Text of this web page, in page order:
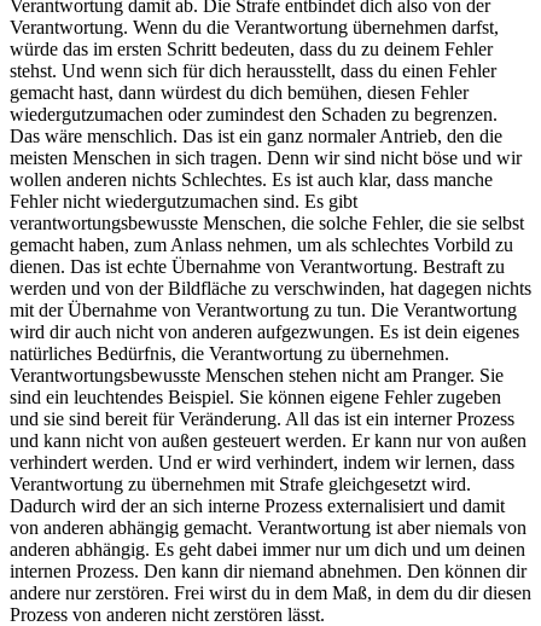
Verantwortung damit ab. Die Strafe entbindet dich also von der
Verantwortung. Wenn du die Verantwortung übernehmen darfst,
würde das im ersten Schritt bedeuten, dass du zu deinem Fehler
stehst. Und wenn sich für dich herausstellt, dass du einen Fehler
gemacht hast, dann würdest du dich bemühen, diesen Fehler
wiedergutzumachen oder zumindest den Schaden zu begrenzen.
Das wäre menschlich. Das ist ein ganz normaler Antrieb, den die
meisten Menschen in sich tragen. Denn wir sind nicht böse und wir
wollen anderen nichts Schlechtes. Es ist auch klar, dass manche
Fehler nicht wiedergutzumachen sind. Es gibt
verantwortungsbewusste Menschen, die solche Fehler, die sie selbst
gemacht haben, zum Anlass nehmen, um als schlechtes Vorbild zu
dienen. Das ist echte Übernahme von Verantwortung. Bestraft zu
werden und von der Bildfläche zu verschwinden, hat dagegen nichts
mit der Übernahme von Verantwortung zu tun. Die Verantwortung
wird dir auch nicht von anderen aufgezwungen. Es ist dein eigenes
natürliches Bedürfnis, die Verantwortung zu übernehmen.
Verantwortungsbewusste Menschen stehen nicht am Pranger. Sie
sind ein leuchtendes Beispiel. Sie können eigene Fehler zugeben
und sie sind bereit für Veränderung. All das ist ein interner Prozess
und kann nicht von außen gesteuert werden. Er kann nur von außen
verhindert werden. Und er wird verhindert, indem wir lernen, dass
Verantwortung zu übernehmen mit Strafe gleichgesetzt wird.
Dadurch wird der an sich interne Prozess externalisiert und damit
von anderen abhängig gemacht. Verantwortung ist aber niemals von
anderen abhängig. Es geht dabei immer nur um dich und um deinen
internen Prozess. Den kann dir niemand abnehmen. Den können dir
andere nur zerstören. Frei wirst du in dem Maß, in dem du dir diesen
Prozess von anderen nicht zerstören lässt.